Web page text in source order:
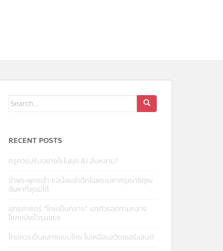
RECENT POSTS
ครูควรปรับอย่างไรในยุค AI ล้นหลาม?
ข้าพระพุทธเจ้า ขอน้อมสำนึกในพระมหากรุณาธิคุณ
อันหาที่สุดมิได้
ยุทธศาสตร์ “ไทยเป็นกลาง” เอาตัวรอดท่ามกลาง
โลกแบ่งขั้วรุนแรง
ไทยควรเป็นกลางแบบไทย ไม่เหมือนสวิตเซอร์แลนด์